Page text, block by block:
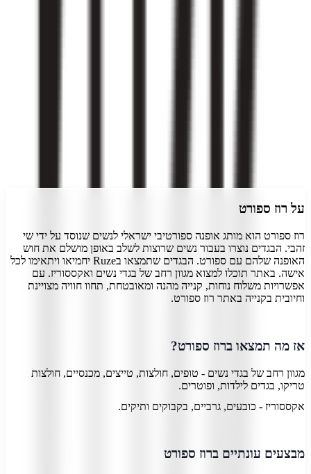
על רוז ספורט
רוז ספורט הוא מותג אופנה ספורטיבי ישראלי לנשים שנוסד על ידי שי
זהבי. הבגדים נוצרו בעבור נשים שרוצות לשלב באופן מושלם את חוש
האופנה שלהם עם ספורט. הבגדים שתמצאו בRuze יחמיאו ויתאימו לכל
אישה. באתר תוכלו למצוא מגוון רחב של בגדי נשים ואקססוריז. עם
אפשרויות משלוח נוחות, קנייה מהנה ומאובטחת, תחוו חוויה מצויינת
וחיובית בקנייה באתר רוז ספורט.
אז מה תמצאו ברוז ספורט?
מגוון רחב של בגדי נשים - טופים, חולצות, טייצים, מכנסיים, חולצות
טריקו, בגדים לילדות, ופוטרים.
אקססוריז - כובעים, גרביים, בקבוקים ותיקים.
מבצעים עונתיים ברוז ספורט